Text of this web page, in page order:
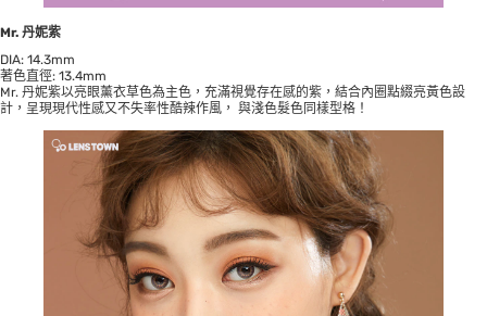
Mr. 丹妮紫
DIA: 14.3mm
著色直徑: 13.4mm
Mr. 丹妮紫以亮眼薰衣草色為主色，充滿視覺存在感的紫，結合內圈點綴亮黃色設
計，呈現現代性感又不失率性酷辣作風， 與淺色髮色同樣型格！